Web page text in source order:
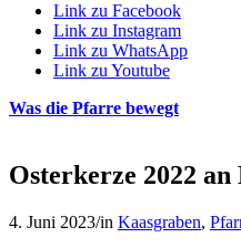
Link zu Facebook
Link zu Instagram
Link zu WhatsApp
Link zu Youtube
Was die Pfarre bewegt
Osterkerze 2022
4. Juni 2023/in Kaasgraben,